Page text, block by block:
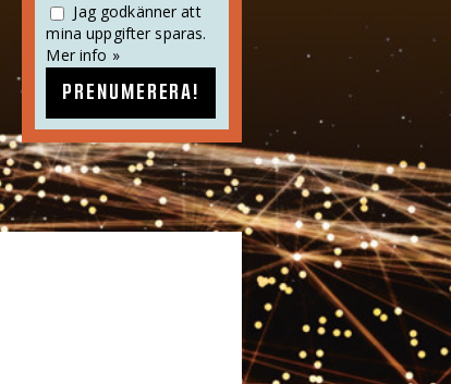
Jag godkänner att
mina uppgifter sparas.
Mer info »
PRENUMERERA!